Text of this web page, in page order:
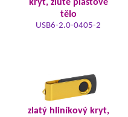
kryt, žluté plastové
tělo
USB6-2.0-0405-2
zlatý hliníkový kryt,